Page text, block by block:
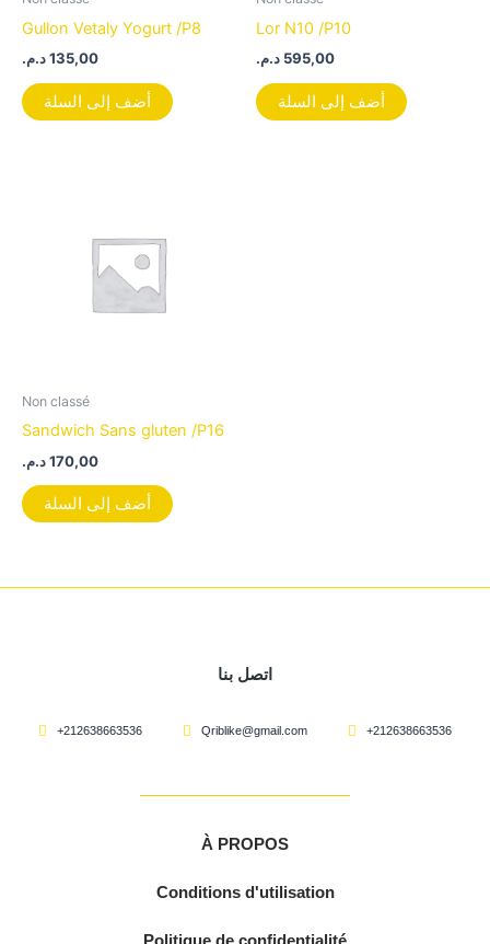
Gullon Vetaly Yogurt /P8
135,00د.م.
أضف إلى السلة
Lor N10 /P10
595,00 د.م.
أضف إلى السلة
Non classé
Sandwich Sans gluten /P16
170,00د.م.
أضف إلى السلة
اتصل بنا
+212638663536 Qriblike@gmail.com +212638663536
À PROPOS
Conditions d'utilisation